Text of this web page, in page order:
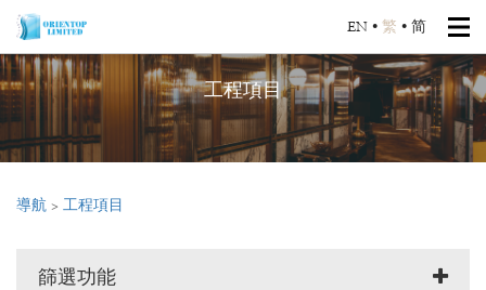
EN • 繁 • 简
工程項目
導航 > 工程項目
篩選功能